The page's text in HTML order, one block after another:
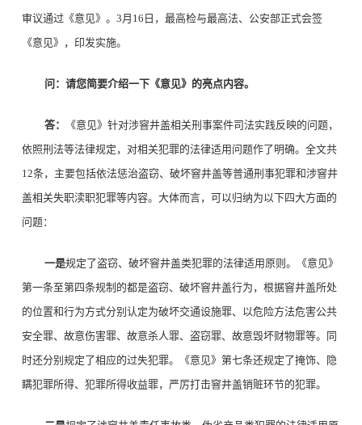
审议通过《意见》。3月16日，最高检与最高法、公安部正式会签
《意见》，印发实施。
问：请您简要介绍一下《意见》的亮点内容。
答：
《意见》针对涉窨井盖相关刑事案件司法实践反映的问题，
依照刑法等法律规定，对相关犯罪的法律适用问题作了明确。全文共
12条，主要包括依法惩治盗窃、破坏窨井盖等普通刑事犯罪和涉窨井
盖相关失职渎职犯罪等内容。大体而言，可以归纳为以下四大方面的
问题：
一是规定了盗窃、破坏窨井盖类犯罪的法律适用原则。《意见》
第一条至第四条规制的都是盗窃、破坏窨井盖行为，根据窨井盖所处
的位置和行为方式分别认定为破坏交通设施罪、以危险方法危害公共
安全罪、故意伤害罪、故意杀人罪、盗窃罪、故意毁坏财物罪等。同
时还分别规定了相应的过失犯罪。《意见》第七条还规定了掩饰、隐
瞒犯罪所得、犯罪所得收益罪，严厉打击窨井盖销赃环节的犯罪。